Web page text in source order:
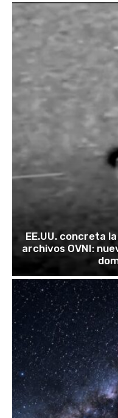
EE.UU. concreta
archivos OVNI: